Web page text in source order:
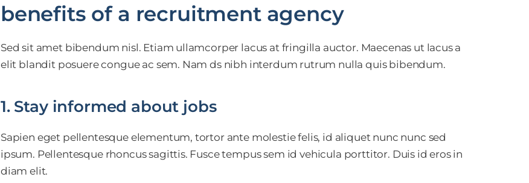
benefits of a recruitment agency
Sed sit amet bibendum nisl. Etiam ullamcorper lacus at fringilla auctor. Maecenas ut lacus a
elit blandit posuere congue ac sem. Nam ds nibh interdum rutrum nulla quis bibendum.
1. Stay informed about jobs
Sapien eget pellentesque elementum, tortor ante molestie felis, id aliquet nunc nunc sed
ipsum. Pellentesque rhoncus sagittis. Fusce tempus sem id vehicula porttitor. Duis id eros in
diam elit.